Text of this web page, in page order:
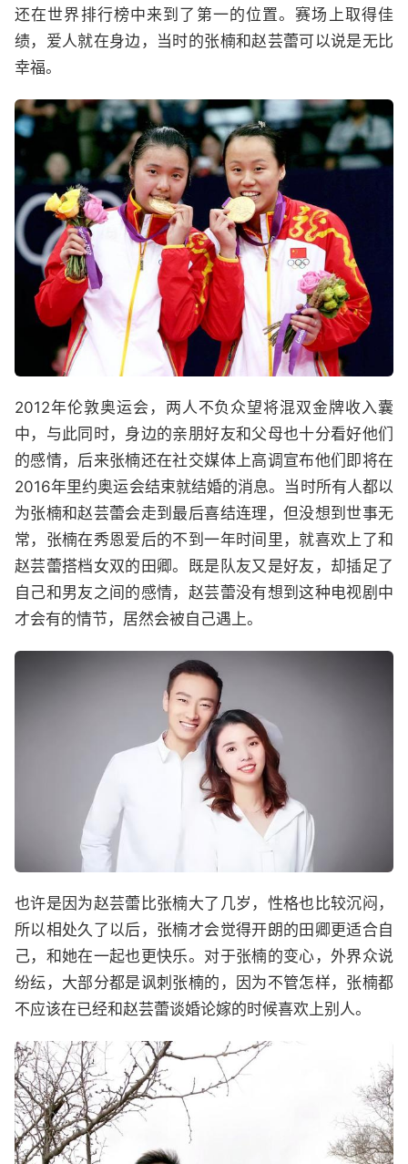
还在世界排行榜中来到了第一的位置。赛场上取得佳
绩，爱人就在身边，当时的张楠和赵芸蕾可以说是无比
幸福。
2012年伦敦奥运会，两人不负众望将混双金牌收入囊
中，与此同时，身边的亲朋好友和父母也十分看好他们
的感情，后来张楠还在社交媒体上高调宣布他们即将在
2016年里约奥运会结束就结婚的消息。当时所有人都以
为张楠和赵芸蕾会走到最后喜结连理，但没想到世事无
常，张楠在秀恩爱后的不到一年时间里，就喜欢上了和
赵芸蕾搭档女双的田卿。既是队友又是好友，却插足了
自己和男友之间的感情，赵芸蕾没有想到这种电视剧中
才会有的情节，居然会被自己遇上。
也许是因为赵芸蕾比张楠大了几岁，性格也比较沉闷，
所以相处久了以后，张楠才会觉得开朗的田卿更适合自
己，和她在一起也更快乐。对于张楠的变心，外界众说
纷纭，大部分都是讽刺张楠的，因为不管怎样，张楠都
不应该在已经和赵芸蕾谈婚论嫁的时候喜欢上别人。